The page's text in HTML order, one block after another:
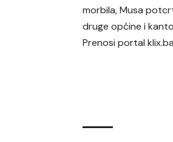
morbila, Musa
druge općine i
Prenosi portal klix.ba